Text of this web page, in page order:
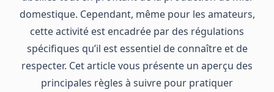
domestique. Cependant, même pour les amateurs,
cette activité est encadrée par des régulations
spécifiques qu’il est essentiel de connaître et de
respecter. Cet article vous présente un aperçu des
principales règles à suivre pour pratiquer